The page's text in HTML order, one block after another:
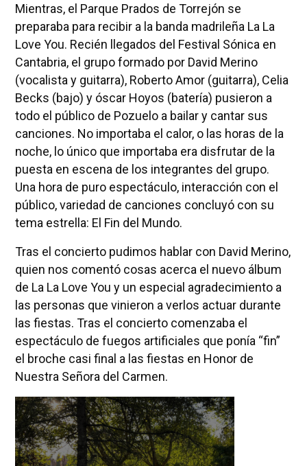
Mientras, el Parque Prados de Torrejón se
preparaba para recibir a la banda madrileña La La
Love You. Recién llegados del Festival Sónica en
Cantabria, el grupo formado por David Merino
(vocalista y guitarra), Roberto Amor (guitarra), Celia
Becks (bajo) y óscar Hoyos (batería) pusieron a
todo el público de Pozuelo a bailar y cantar sus
canciones. No importaba el calor, o las horas de la
noche, lo único que importaba era disfrutar de la
puesta en escena de los integrantes del grupo.
Una hora de puro espectáculo, interacción con el
público, variedad de canciones concluyó con su
tema estrella: El Fin del Mundo.
Tras el concierto pudimos hablar con David Merino,
quien nos comentó cosas acerca el nuevo álbum
de La La Love You y un especial agradecimiento a
las personas que vinieron a verlos actuar durante
las fiestas. Tras el concierto comenzaba el
espectáculo de fuegos artificiales que ponía “fin”
el broche casi final a las fiestas en Honor de
Nuestra Señora del Carmen.